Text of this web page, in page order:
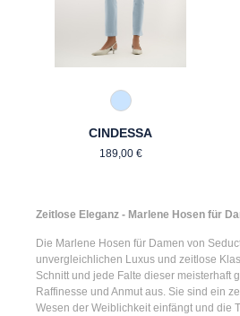
815 Hellblau
CINDESSA
Regulärer Preis:
189,00 €
Zeitlose Eleganz - Marlene Hosen für
Die Marlene Hosen für Damen von
unvergleichlichen Luxus und zeitlose
Schnitt und jede Falte dieser meisterhaft
Raffinesse und Anmut aus. Sie sind ein
Wesen der Weiblichkeit einfängt und die